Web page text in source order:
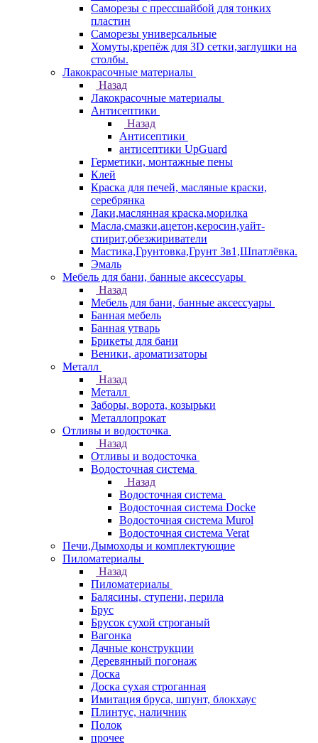
Саморезы с прессшайбой для тонких
пластин
Саморезы универсальные
Хомуты,крепёж для 3D сетки,заглушки на
столбы.
Лакокрасочные материалы
Назад
Лакокрасочные материалы
Антисептики
Назад
Антисептики
антисептики UpGuard
Герметики, монтажные пены
Клей
Краска для печей, масляные краски,
серебрянка
Лаки,маслянная краска,морилка
Масла,смазки,ацетон,керосин,уайт-
спирит,обезжириватели
Мастика,Грунтовка,Грунт 3в1,Шпатлёвка.
Эмаль
Мебель для бани, банные аксессуары
Назад
Мебель для бани, банные аксессуары
Банная мебель
Банная утварь
Брикеты для бани
Веники, ароматизаторы
Металл
Назад
Металл
Заборы, ворота, козырьки
Металлопрокат
Отливы и водосточка
Назад
Отливы и водосточка
Водосточная система
Назад
Водосточная система
Водосточная система Docke
Водосточная система Murol
Водосточная система Verat
Печи,Дымоходы и комплектующие
Пиломатериалы
Назад
Пиломатериалы
Балясины, ступени, перила
Брус
Брусок сухой строганый
Вагонка
Дачные конструкции
Деревянный погонаж
Доска
Доска сухая строганная
Имитация бруса, шпунт, блокхаус
Плинтус, наличник
Полок
прочее